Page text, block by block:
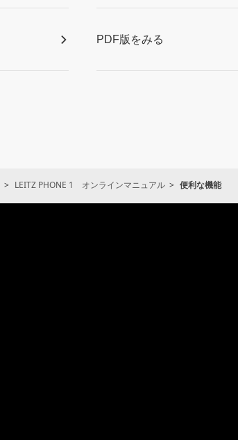
PDF版をみる
LEITZ PHONE 1 オンラインマニュアル 便利な機能